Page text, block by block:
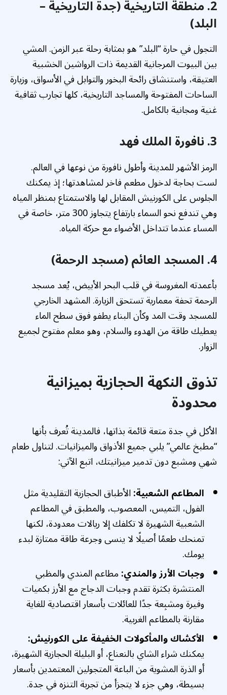
2. منطقة التاريخية (جدة التاريخية –
البلد)
التجول في حارة “البلد” هو بمثابة رحلة عبر الزمن. المشي
بين البيوت المرجانية القديمة ذات الرواشين الخشبية
العتيقة، واستنشاق رائحة البخور والتوابل في الأسواق، وزيارة
الساحات المفتوحة والمساجد التاريخية، كلها تجارب ثقافية
غنية ومجانية بالكامل.
3. نافورة الملك فهد
الرمز الأشهر للمدينة وأطول نافورة من نوعها في العالم.
لست بحاجة لدخول مطعم فاخر لمشاهدتها؛ إذ يمكنك
الجلوس على الكورنيش المقابل لها والاستمتاع بمنظر المياه
وهي تندفع نحو السماء بارتفاع يتجاوز 300 متر، خاصة في
المساء عندما تتداخل الأضواء مع حركة المياه.
4. المسجد العائم (مسجد الرحمة)
بأعمدته المغروسة في قلب البحر الأبيض، يُعد مسجد
الرحمة تحفة معمارية تستحق الزيارة. المشهد الخارجي
للمسجد وقت المد وكأن البناء يطفو فوق سطح الماء
يعطيك طاقة من الهدوء والسلام، وهو معلم مفتوح لجميع
الزوار.
تذوق النكهة الحجازية بميزانية
محدودة
الأكل في جدة متعة قائمة بذاتها، فالمدينة تُعرف بأنها
“مطبخ عالمي” يلبي جميع الأذواق والميزانيات. لتناول طعام
شهي ومشبع دون تدمير ميزانيتك، اتبع الآتي:
المطاعم الشعبية:الأطباق الحجازية التقليدية مثل
الفول، التميس، المعصوب، والمطبق في المطاعم
الشعبية الشهيرة لا تكلفك إلا ريالات معدودة، لكنها
تمنحك طعمًا أصيلًا لا ينسى وجرعة طاقة ممتازة لبدء
يومك.
وجبات الأرز والمندي:مطاعم المندي والمظبي
المنتشرة بكثرة تقدم وجبات الدجاج مع الأرز بكميات
وفيرة ومشبِعة جدًا للعائلات بأسعار اقتصادية للغاية
مقارنة بالمطاعم الغربية.
الأكشاك والمأكولات الخفيفة على الكورنيش:
يمكنك شراء الشاي بالنعناع، أو البليلة الحجازية الشهيرة،
أو الذرة المشوية من الباعة المتجولين المعتمدين بأسعار
بسيطة، وهي جزء لا يتجزأ من تجربة التنزه في جدة.